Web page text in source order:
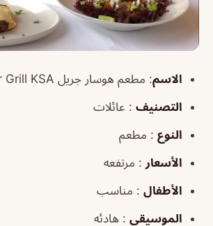
الاسم: مطعم هوسار جريل The Hussar Grill KSA
التصنيف : عائلات
النوع : مطعم
الأسعار : مرتفعه
الأطفال : مناسب
الموسيقى : هادئه